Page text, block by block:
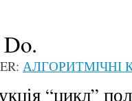
АЛГОРИТМІЧНІ
“цикл”